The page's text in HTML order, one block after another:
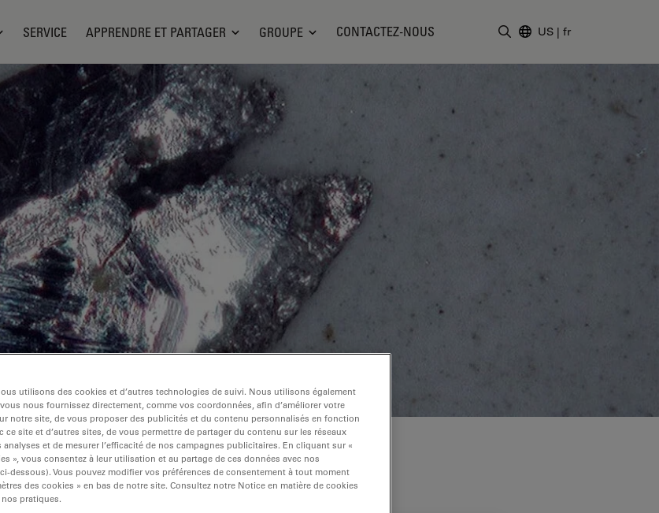
SERVICE APPRENDRE ET PARTAGER GROUPE CONTACTEZ-NOUS US | fr
utilisons des cookies et d’autres technologies de suivi. Nous utilisons également
nous fournissez directement, comme vos coordonnées, afin d’améliorer votre
notre site, de vous proposer des publicités et du contenu personnalisés en fonction
ce site et d’autres sites, de vous permettre de partager du contenu sur les réseaux
analyses et de mesurer l’efficacité de nos campagnes publicitaires. En cliquant sur «
», vous consentez à leur utilisation et au partage de ces données avec nos
dessous). Vous pouvez modifier vos préférences de consentement à tout moment
des cookies » en bas de notre site. Consultez notre Notice en matière de cookies
pratiques.